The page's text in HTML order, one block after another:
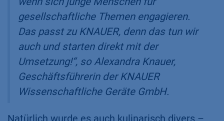
gesellschaftliche Themen engagieren.
Das passt zu KNAUER, denn das tun wir
auch und starten direkt mit der
Umsetzung!“, so Alexandra Knauer,
Geschäftsführerin der KNAUER
Wissenschaftliche Geräte GmbH.
Natürlich wurde es auch kulinarisch divers –